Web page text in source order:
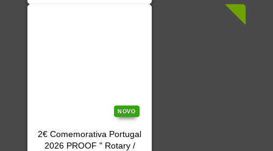
NOVO
2€ Comemorativa Portugal
2026 PROOF " Rotary /